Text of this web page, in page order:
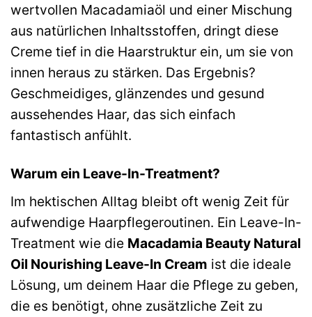
wertvollen Macadamiaöl und einer Mischung
aus natürlichen Inhaltsstoffen, dringt diese
Creme tief in die Haarstruktur ein, um sie von
innen heraus zu stärken. Das Ergebnis?
Geschmeidiges, glänzendes und gesund
aussehendes Haar, das sich einfach
fantastisch anfühlt.
Warum ein Leave-In-Treatment?
Im hektischen Alltag bleibt oft wenig Zeit für
aufwendige Haarpflegeroutinen. Ein Leave-In-
Treatment wie die Macadamia Beauty Natural
Oil Nourishing Leave-In Cream ist die ideale
Lösung, um deinem Haar die Pflege zu geben,
die es benötigt, ohne zusätzliche Zeit zu